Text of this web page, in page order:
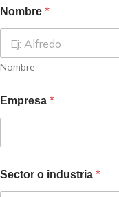
Nombre *
Nombre
Empresa *
Sector o industria *